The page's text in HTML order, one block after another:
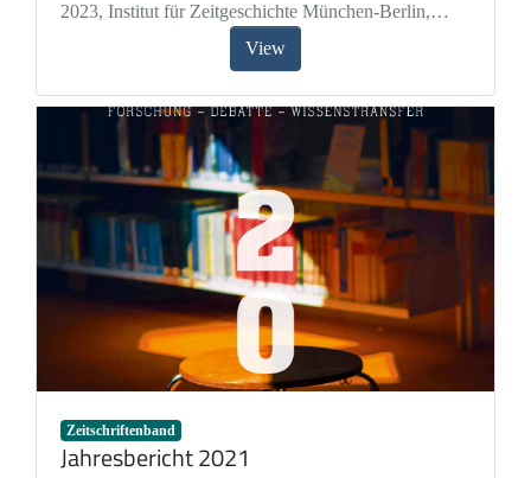
2023, Institut für Zeitgeschichte München-Berlin,
Paulmichl, Simone
Beck, Philipp,Bielmeier, Annette
Lena,Munoz Ott, Sophia,Reizle, Angelika
View
Zeitschriftenband
Jahresbericht 2021